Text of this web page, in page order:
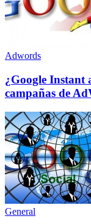
Adwords
¿Google Instant
campañas de
General